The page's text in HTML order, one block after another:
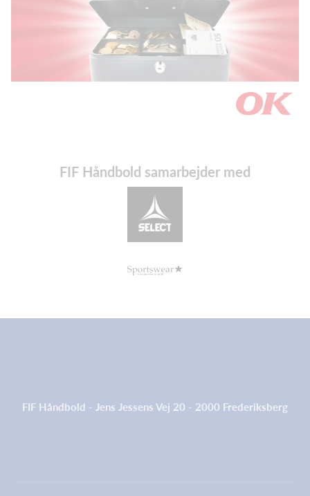
FIF Håndbold samarbejder med
FIF Håndbold - Jens Jessens Vej 20 - 2000 Frederiksberg